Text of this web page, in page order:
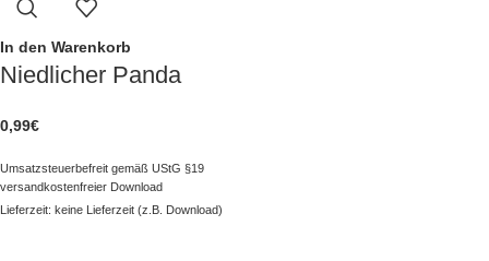
In den Warenkorb
Niedlicher Panda
0,99€
Umsatzsteuerbefreit gemäß UStG §19
versandkostenfreier Download
Lieferzeit: keine Lieferzeit (z.B. Download)